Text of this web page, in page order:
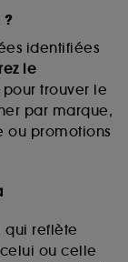
identifiées
le
trouver le
par marque,
ou promotions
qui reflète
ou celle